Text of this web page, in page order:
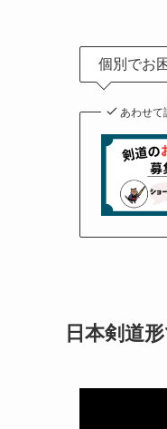
個別でお
あわせて
日本剣道